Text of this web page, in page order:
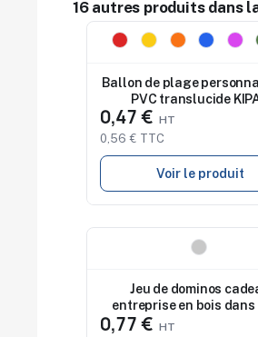
16 autres produits dans
Nouveau
Ballon de plage
PVC translucide
0,47 €
0,56 € TTC
Voir le produit
Jeu de dominos
entreprise en bois dans
0,77 €